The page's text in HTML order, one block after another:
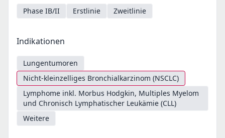
Phase IB/II Erstlinie Zweitlinie
Indikationen
Lungentumoren
Nicht-kleinzelliges Bronchialkarzinom (NSCLC)
Lymphome inkl. Morbus Hodgkin, Multiples Myelom
und Chronisch Lymphatischer Leukämie (CLL)
Weitere